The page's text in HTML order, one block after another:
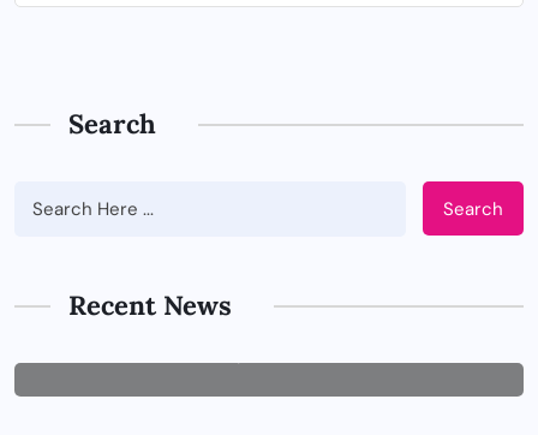
Search
Search
Recent News
Tepat untuk Perusahaan